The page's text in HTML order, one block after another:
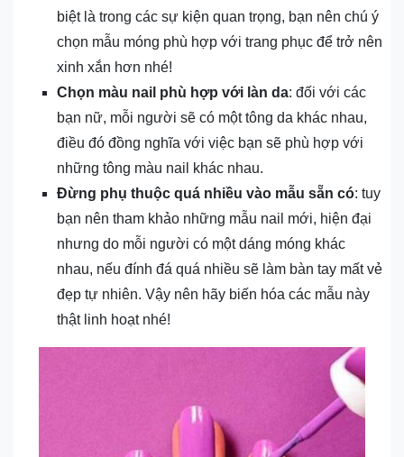
biệt là trong các sự kiện quan trọng, bạn nên chú ý
chọn mẫu móng phù hợp với trang phục để trở nên
xinh xắn hơn nhé!
Chọn màu nail phù hợp với làn da: đối với các
bạn nữ, mỗi người sẽ có một tông da khác nhau,
điều đó đồng nghĩa với việc bạn sẽ phù hợp với
những tông màu nail khác nhau.
Đừng phụ thuộc quá nhiều vào mẫu sẵn có: tuy
bạn nên tham khảo những mẫu nail mới, hiện đại
nhưng do mỗi người có một dáng móng khác
nhau, nếu đính đá quá nhiều sẽ làm bàn tay mất vẻ
đẹp tự nhiên. Vậy nên hãy biến hóa các mẫu này
thật linh hoạt nhé!